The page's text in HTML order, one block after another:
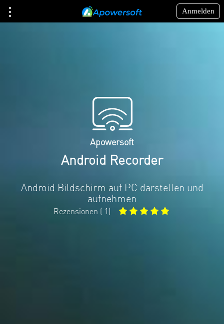
Anmelden
Apowersoft
Android Recorder
Android Bildschirm auf PC darstellen und
aufnehmen
Rezensionen ( 1)